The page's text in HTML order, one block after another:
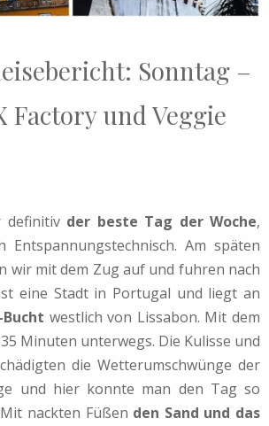
Sonntag –
Factory und Veggie
definitiv der beste Tag der Woche,
Entspannungstechnisch. Am späten
wir mit dem Zug auf und fuhren nach
eine Stadt in Portugal und liegt an
Bucht westlich von Lissabon. Mit dem
Minuten unterwegs. Die Kulisse und
die Wetterumschwünge der
und hier konnte man den Tag so
nackten Füßen den Sand und das